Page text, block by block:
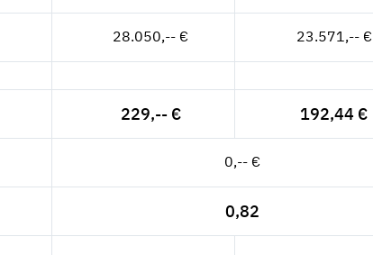
28.050,-- € 23.571,-- €
229,-- € 192,44 €
0,-- €
0,82